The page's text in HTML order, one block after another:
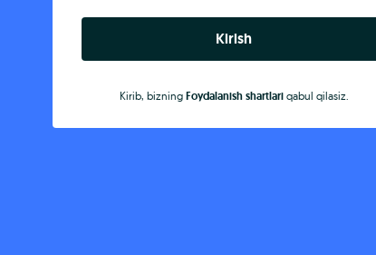
Kirish
Kirib, bizning Foydalanish shartlariqabul qilasiz.